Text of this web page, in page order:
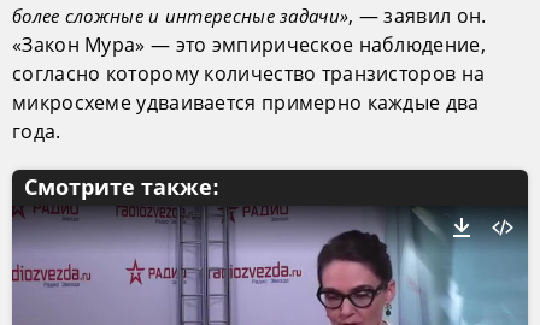
более сложные и интересные задачи», — заявил он.
«Закон Мура» — это эмпирическое наблюдение,
согласно которому количество транзисторов на
микросхеме удваивается примерно каждые два
года.
Смотрите также: